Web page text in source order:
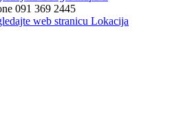
091 369 2445
web stranicu Lokacija